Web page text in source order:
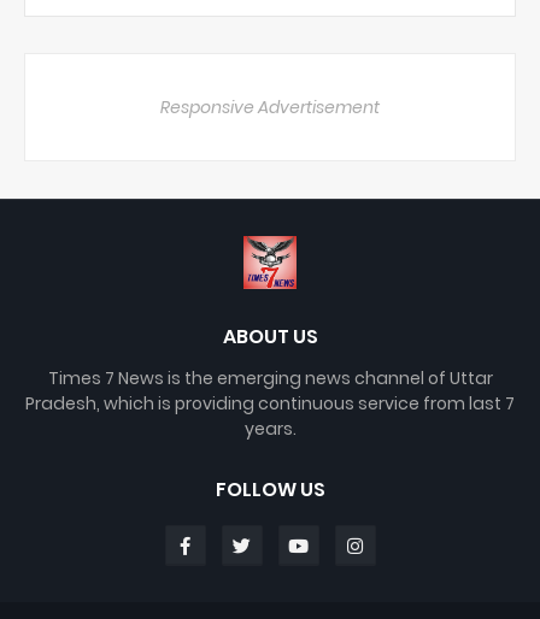
Responsive Advertisement
ABOUT US
Times 7 News is the emerging news channel of Uttar
Pradesh, which is providing continuous service from last 7
years.
FOLLOW US